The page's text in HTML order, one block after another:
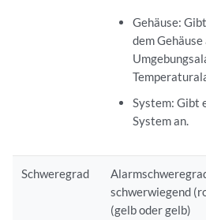
Gehäuse:
dem
System: Gibt
System an.
Schweregrad
schwerwiegend
(gelb oder gelb)